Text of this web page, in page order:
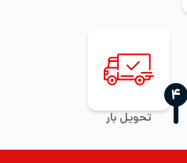
تحویل بار
‍۴